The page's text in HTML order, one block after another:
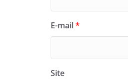
E-mail*
Site